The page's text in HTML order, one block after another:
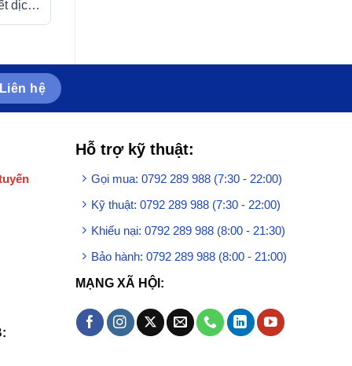
dịch
Liên hệ
Hỗ trợ kỹ thuật:
Gọi mua: 0792 289 988 (7:30 - 22:00)
Kỹ thuật: 0792 289 988 (7:30 - 22:00)
Khiếu nại: 0792 289 988 (8:00 - 21:30)
Bảo hành: 0792 289 988 (8:00 - 21:00)
MẠNG XÃ HỘI: